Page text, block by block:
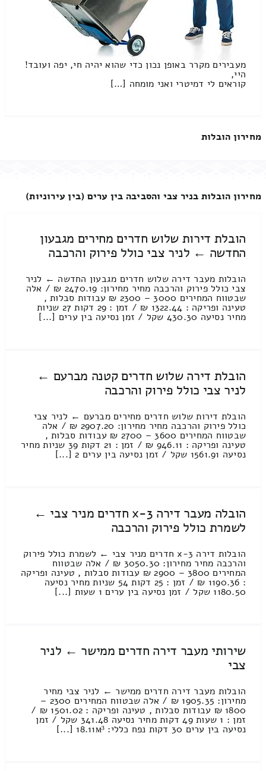
מעבירים מקרר באופן נכון כדי שהוא יהיה חי, יפה ועובד!
היי,
קוראים לי דמיטרי ואני מומחה […]
מחירון הובלות
מחירון הובלות בניר צבי והסביבה בין ערים (בין עירוניות)
הובלת דירות שלוש חדרים מחירים מגבעון
החדשה ← לניר צבי כולל פירוק והרכבה
הובלות מעבר דירה שלוש חדרים מגבעון החדשה ← לניר
צבי כולל פירוק והרכבה מחיר מחירון: 2470.19 ₪ / אלה
שבטווח המחירים 3000 – 2300 ₪ עבודות סבלות ,
טעינה ופריקה : 1322.44 ₪ / זמן : 29 דקות 27 שניות
מחיר נסיעה 430.30 שקל / זמן נסיעה בין ערים [...]
הובלת דירה שלוש חדרים קטנה מברעם ←
לניר צבי כולל פירוק והרכבה
הובלת דירות שלוש חדרים מחירים מברעם ← לניר צבי
כולל פירוק והרכבה מחיר מחירון: 2907.20 ₪ / אלה
שבטווח המחירים 3600 – 2700 ₪ עבודות סבלות ,
טעינה ופריקה : 946.11 ₪ / זמן : 21 דקות 39 שניות מחיר
נסיעה 1561.91 שקל / זמן נסיעה בין ערים 2 [...]
הובלה מעבר דירה 3-x חדרים מניר צבי ←
לשמרת כולל פירוק והרכבה
הובלות דירה 3-x חדרים מניר צבי ← לשמרת כולל פירוק
והרכבה מחיר מחירון: 3050.30 ₪ / אלה שבטווח
המחירים 3800 – 2900 ₪ עבודות סבלות , טעינה ופריקה
: 1190.36 ₪ / זמן : 25 דקות 54 שניות מחיר נסיעה
1180.50 שקל / זמן נסיעה בין ערים 1 שעות [...]
שירותי מעבר דירה חדרים ממישר ← לניר
צבי
הובלות מעבר דירה חדרים ממישר ← לניר צבי מחיר
מחירון: 1905.35 ₪ / אלה שבטווח המחירים 2300 –
1800 ₪ עבודות סבלות , טעינה ופריקה : 1501.02 ₪ /
זמן : 1 שעות 49 דקות מחיר נסיעה 341.48 שקל / זמן
נסיעה בין ערים 30 דקות נפח כללי: 18.11м³ [...]